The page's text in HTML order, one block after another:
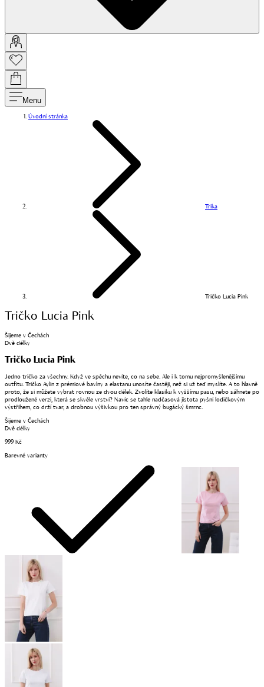
Menu
Úvodní stránka
Trika
Tričko Lucia Pink
Tričko Lucia Pink
Šijeme v Čechách
Dvě délky
Tričko Lucia Pink
Jedno tričko za všechny. Když ve spěchu nevíte, co na sebe. Ale i k tomu nejpromyšlenějšímu
outfitu. Tričko Aylin z prémiové bavlny a elastanu unosíte častěji, než si už teď myslíte. A to hlavně
proto, že si můžete vybrat rovnou ze dvou délek. Zvolíte klasiku k vyššímu pasu, nebo sáhnete po
prodloužené verzi, která se skvěle vrství? Navíc se tahle nadčasová jistota pyšní lodičkovým
výstřihem, co drží tvar, a drobnou výšivkou pro ten správný bugácký šmrnc.
Šijeme v Čechách
Dvě délky
999 Kč
Barevné varianty